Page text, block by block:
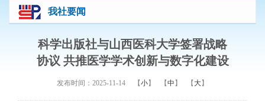
我社要闻
科学出版社与山西医科大学签署战略
协议 共推医学学术创新与数字化建设
发布时间：2025-11-14 【小】 【中】 【大】